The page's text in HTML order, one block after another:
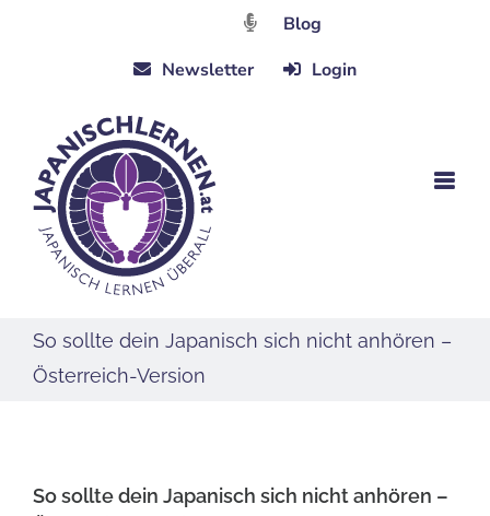
Blog
Newsletter
Login
So sollte dein Japanisch sich nicht anhören –
Österreich-Version
So sollte dein Japanisch sich nicht anhören –